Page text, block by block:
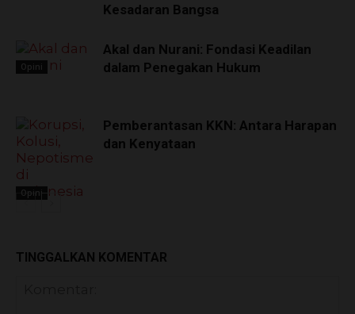
Kesadaran Bangsa
Opini
Akal dan Nurani: Fondasi Keadilan
dalam Penegakan Hukum
Opini
Pemberantasan KKN: Antara Harapan
dan Kenyataan
TINGGALKAN KOMENTAR